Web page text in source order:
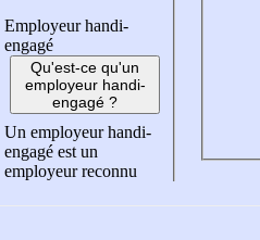
Employeur handi-
engagé
Qu'est-ce qu'un
employeur handi-
engagé ?
Un employeur handi-
engagé est un
employeur reconnu